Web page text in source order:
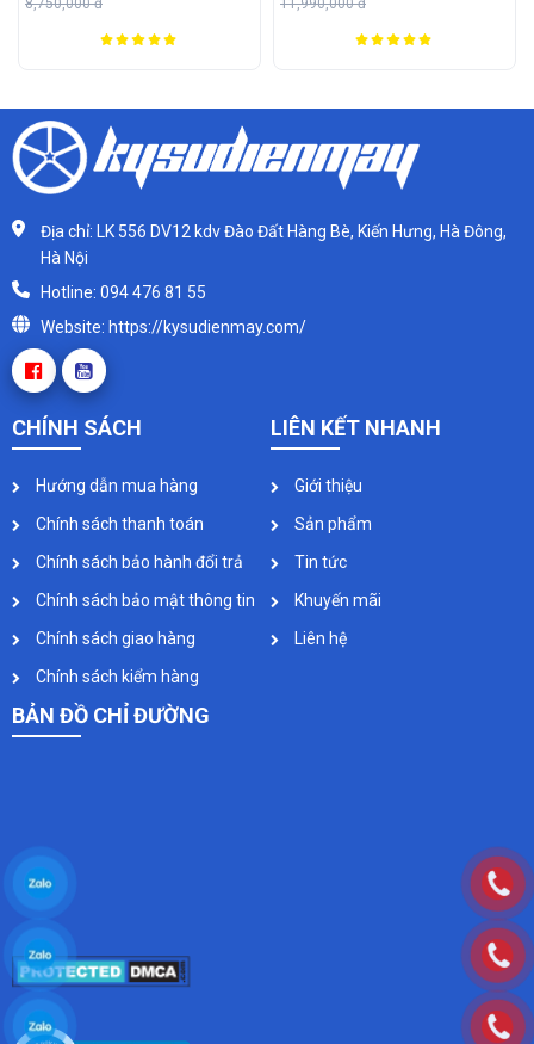
Địa chỉ: LK 556 DV12 kdv Đào Đất Hàng Bè, Kiến Hưng, Hà Đông,
Hà Nội
Hotline: 094 476 81 55
Website: https://kysudienmay.com/
CHÍNH SÁCH
Hướng dẫn mua hàng
Chính sách thanh toán
Chính sách bảo hành đổi trả
Chính sách bảo mật thông tin
Chính sách giao hàng
Chính sách kiểm hàng
LIÊN KẾT NHANH
Giới thiệu
Sản phẩm
Tin tức
Khuyến mãi
Liên hệ
BẢN ĐỒ CHỈ ĐƯỜNG